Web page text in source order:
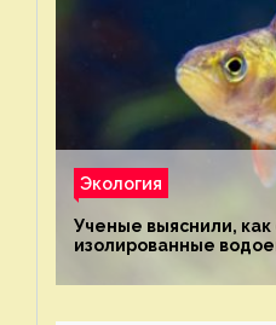
Экология
Ученые выяснили,
изолированные